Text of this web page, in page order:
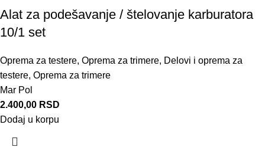
Alat za podešavanje / štelovanje karburatora
10/1 set
Oprema za testere, Oprema za trimere, Delovi i oprema za
testere, Oprema za trimere
Mar Pol
2.400,00 RSD
Dodaj u korpu